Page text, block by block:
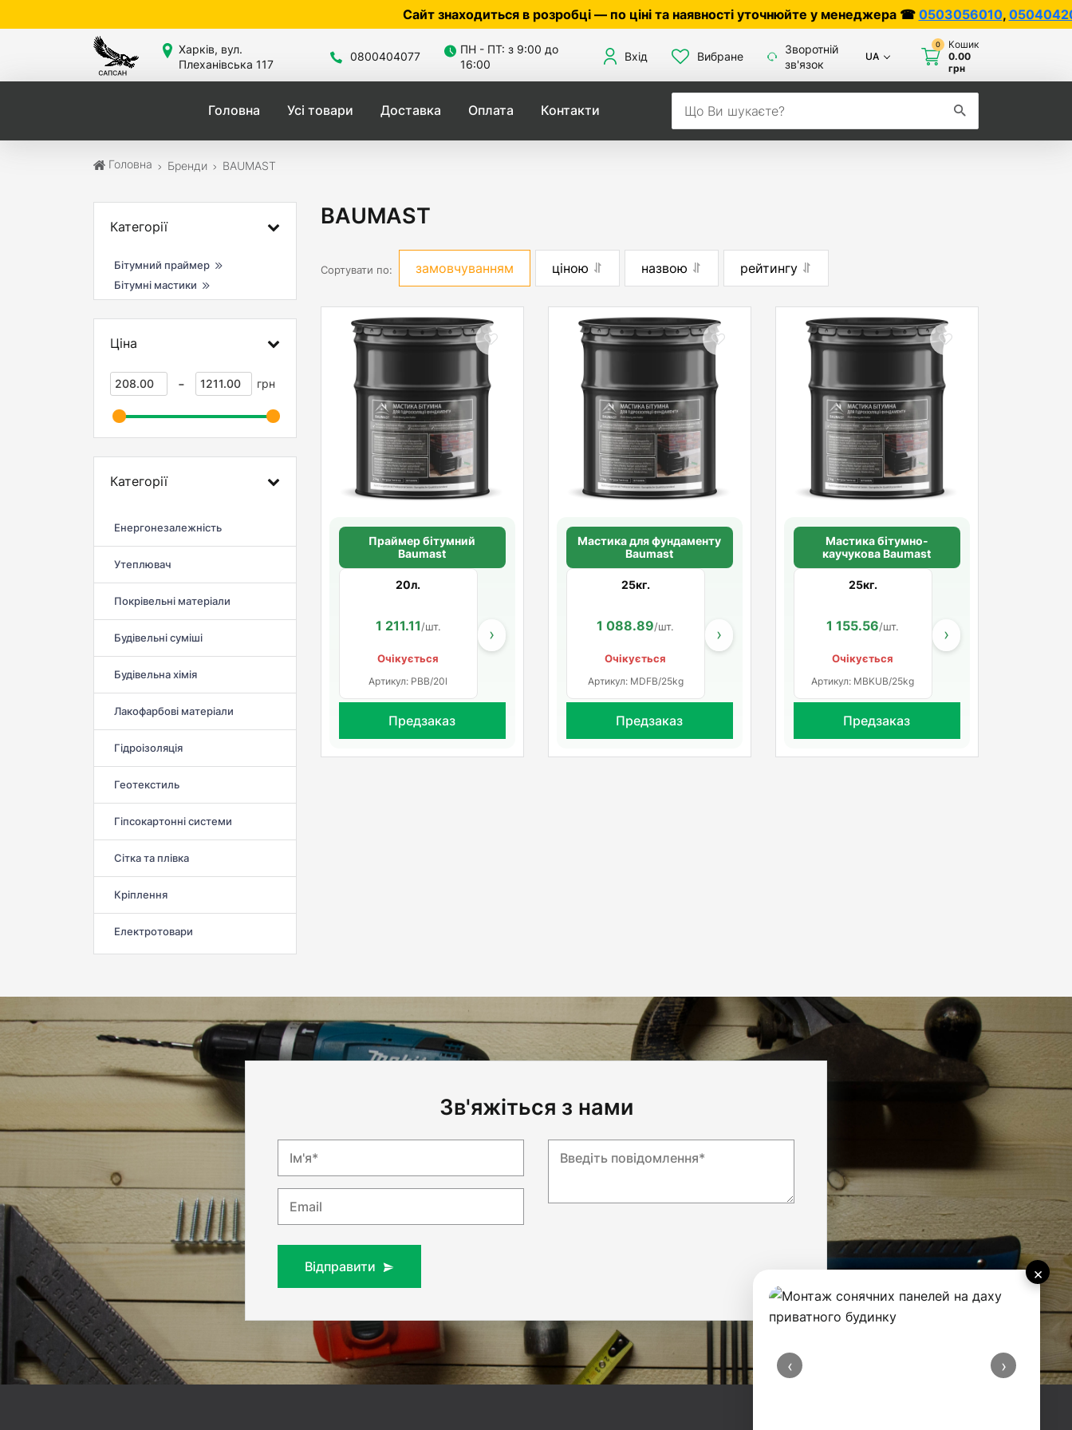
Сайт знаходиться в розробці — по ціні та наявності уточнюйте у менеджера ☎0503056010,0504042070
×
‹ ›
Харків, вул.
Плеханівська 117
0800404077
ПН - ПТ: з 9:00 до
16:00
Вхід Вибране
Зворотній
зв'язок
UA
0
Кошик
0.00
грн
Головна Усі товари Доставка Оплата Контакти
Головна Бренди BAUMAST
Категорії
Бітумний праймер
Бітумні мастики
Ціна
- грн
Категорії
Енергонезалежність
Утеплювач
Покрівельні матеріали
Будівельні суміші
Будівельна хімія
Лакофарбові матеріали
Гідроізоляція
Геотекстиль
Гіпсокартонні системи
Сітка та плівка
Кріплення
Електротовари
BAUMAST
Сортувати по: замовчуванням ціною назвою рейтингу
Праймер бітумний
Baumast
20л.
1 211.11/шт.
Очікується
Артикул: PBB/20l
›
Предзаказ
Мастика для фундаменту
Baumast
25кг.
1 088.89/шт.
Очікується
Артикул: MDFB/25kg
›
Предзаказ
Мастика бітумно-
каучукова Baumast
25кг.
1 155.56/шт.
Очікується
Артикул: MBKUB/25kg
›
Предзаказ
Зв'яжіться з нами
Ім'я*
Email
Введіть повідомлення*
Відправити